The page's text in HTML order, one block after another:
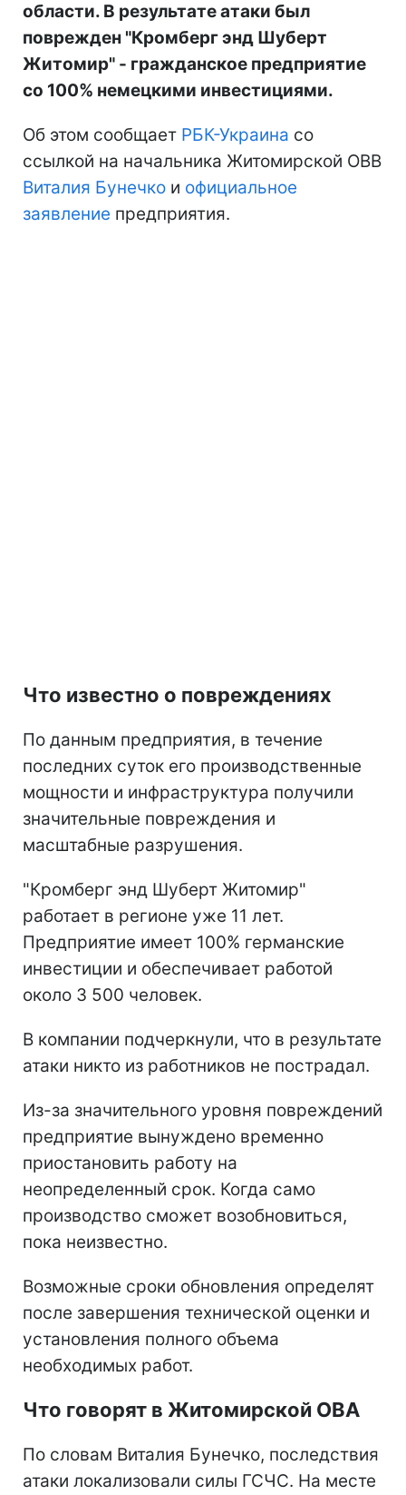
области. В результате атаки был
поврежден "Кромберг энд Шуберт
Житомир" - гражданское предприятие
со 100% немецкими инвестициями.
Об этом сообщает РБК-Украина со
ссылкой на начальника Житомирской ОВВ
Виталия Бунечко и официальное
заявление предприятия.
Что известно о повреждениях
По данным предприятия, в течение
последних суток его производственные
мощности и инфраструктура получили
значительные повреждения и
масштабные разрушения.
"Кромберг энд Шуберт Житомир"
работает в регионе уже 11 лет.
Предприятие имеет 100% германские
инвестиции и обеспечивает работой
около 3 500 человек.
В компании подчеркнули, что в результате
атаки никто из работников не пострадал.
Из-за значительного уровня повреждений
предприятие вынуждено временно
приостановить работу на
неопределенный срок. Когда само
производство сможет возобновиться,
пока неизвестно.
Возможные сроки обновления определят
после завершения технической оценки и
установления полного объема
необходимых работ.
Что говорят в Житомирской ОВА
По словам Виталия Бунечко, последствия
атаки локализовали силы ГСЧС. На месте